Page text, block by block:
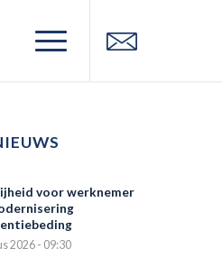
voor werknemer
2026 - 09:30